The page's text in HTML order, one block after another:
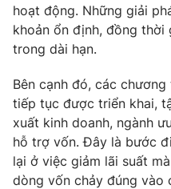
Ðiện thoại Thời báo VTV:
Email:toasoan@vtv.vn
Liên hệ quảng cáo:
hoạt động. Những giải
khoản ổn định, đồng
trong dài hạn.
Bên cạnh đó, các
tiếp tục được triển khai,
xuất kinh doanh, ngành
hỗ trợ vốn. Đây là bước
lại ở việc giảm lãi suất
dòng vốn chảy đúng vào